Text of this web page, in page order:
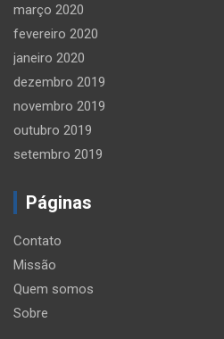
março 2020
fevereiro 2020
janeiro 2020
dezembro 2019
novembro 2019
outubro 2019
setembro 2019
Páginas
Contato
Missão
Quem somos
Sobre